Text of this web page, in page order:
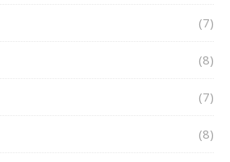
(7)
(8)
(7)
(8)